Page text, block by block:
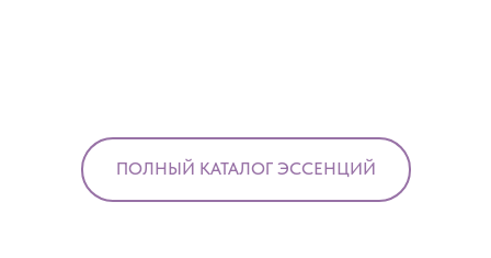
ПОЛНЫЙ КАТАЛОГ ЭССЕНЦИЙ